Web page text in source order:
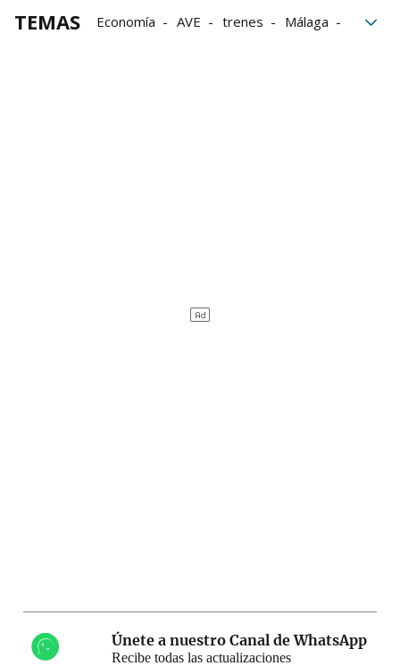
TEMAS Economía AVE trenes
Málaga
Únete a nuestro Canal de WhatsApp
Recibe todas las actualizaciones